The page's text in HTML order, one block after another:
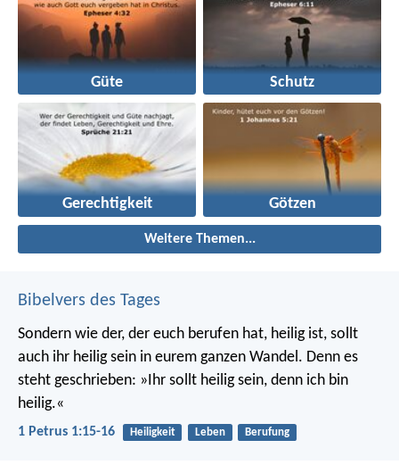
Güte Schutz
Gerechtigkeit Götzen
Weitere Themen...
Bibelvers des Tages
Sondern wie der, der euch berufen hat, heilig ist, sollt
auch ihr heilig sein in eurem ganzen Wandel. Denn es
steht geschrieben: »Ihr sollt heilig sein, denn ich bin
heilig.«
1 Petrus 1:15-16 Heiligkeit Leben Berufung